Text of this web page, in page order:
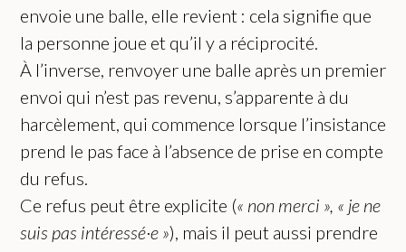
envoie une balle, elle revient : cela signifie que
la personne joue et qu’il y a réciprocité.
À l’inverse, renvoyer une balle après un premier
envoi qui n’est pas revenu, s’apparente à du
harcèlement, qui commence lorsque l’insistance
prend le pas face à l’absence de prise en compte
du refus.
Ce refus peut être explicite (« non merci », « je ne
suis pas intéressé·e »), mais il peut aussi prendre